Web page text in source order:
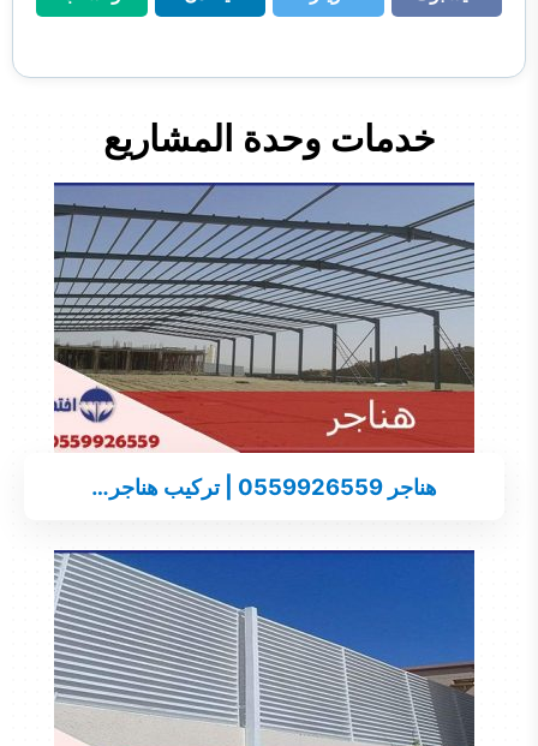
فيسبوك تويتر لينكدن واتساب
خدمات وحدة المشاريع
هناجر 0559926559 | تركيب هناجر…